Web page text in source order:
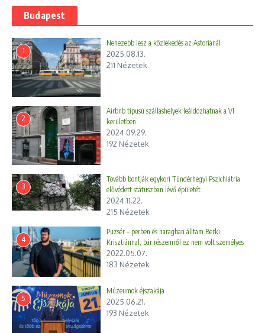
Orbán Viktor - Európai Unió nagyon veszélyes
ösvényre lépett
Takács Péter helyes és jó, ha a betegek jobb ellátáshoz
jutnak és méltó körülmények között.
TB vagyon einstand
Budapest
1
Nehezebb lesz a közlekedés az Astoriánál
2025.08.13.
211 Nézetek
2
Airbnb típusú szálláshelyek leáldozhatnak a VI.
kerületben
2024.09.29.
192 Nézetek
3
Tovább bontják egykori Tündérhegyi Pszichiátria
elővédett státuszban lévő épületét
2024.11.22.
215 Nézetek
4
Puzsér – perben és haragban álltam Berki
Krisztiánnal, bár részemről ez nem volt személyes
2022.05.07.
183 Nézetek
5
Múzeumok éjszakája
2025.06.21.
193 Nézetek